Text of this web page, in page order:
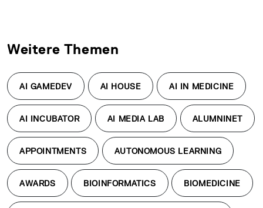
Weitere Themen
AI GAMEDEV AI HOUSE AI IN MEDICINE
AI INCUBATOR AI MEDIA LAB ALUMNINET
APPOINTMENTS AUTONOMOUS LEARNING
AWARDS BIOINFORMATICS BIOMEDICINE